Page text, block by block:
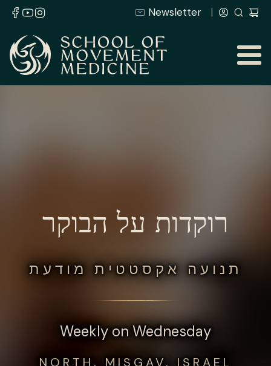
Newsletter
רוקדות על הבוקר
תנועה אקסטטית מודעת
Weekly on Wednesday
NORTH, MISGAV, ISRAEL